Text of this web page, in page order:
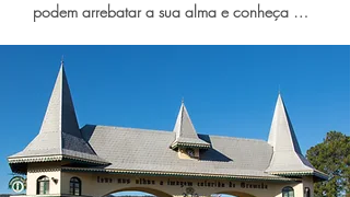
podem arrebatar a sua alma e conheça